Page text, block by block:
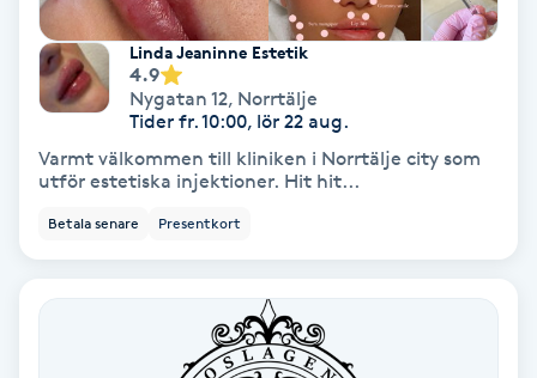
Coachning
Color correction
Cryoterapi
Linda Jeaninne Estetik
4.9
Nygatan 12, Norrtälje
Tider fr. 10:00, lör 22 aug.
Varmt välkommen till kliniken i Norrtälje city som
utför estetiska injektioner. Hit hit...
Betala senare Presentkort